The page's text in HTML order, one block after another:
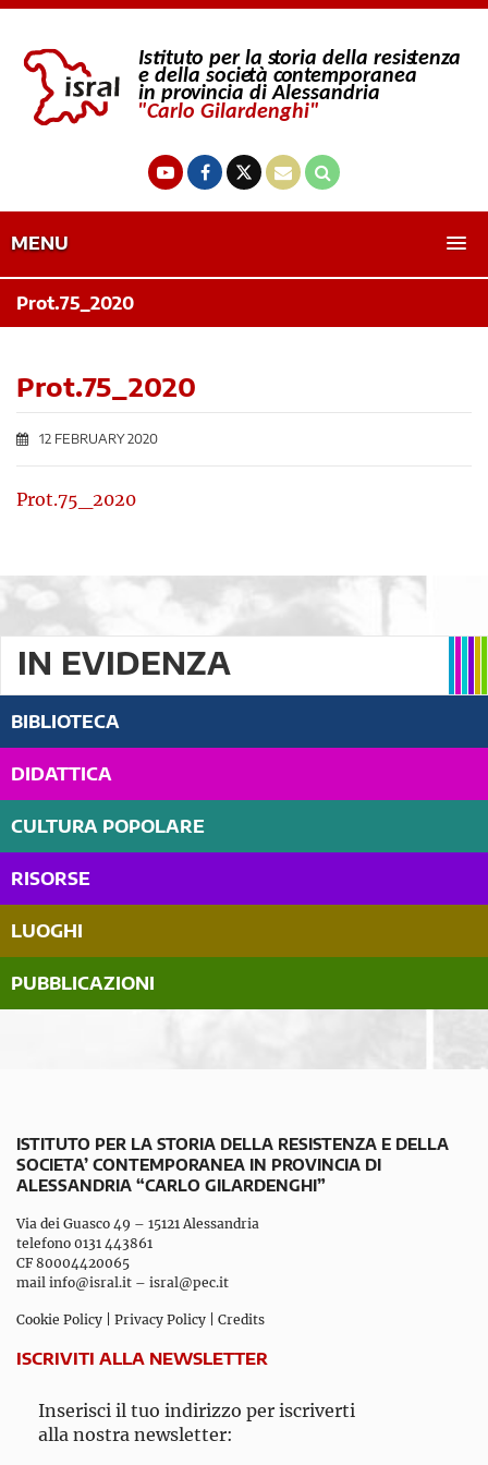
MENU
Prot.75_2020
Prot.75_2020
12 FEBRUARY 2020
Prot.75_2020
IN EVIDENZA
BIBLIOTECA
DIDATTICA
CULTURA POPOLARE
RISORSE
LUOGHI
PUBBLICAZIONI
ISTITUTO PER LA STORIA DELLA RESISTENZA E DELLA
SOCIETA’ CONTEMPORANEA IN PROVINCIA DI
ALESSANDRIA “CARLO GILARDENGHI”
Via dei Guasco 49 – 15121 Alessandria
telefono 0131 443861
CF 80004420065
mail info@isral.it – isral@pec.it
Cookie Policy Privacy Policy Credits
ISCRIVITI ALLA NEWSLETTER
Inserisci il tuo indirizzo per iscriverti
alla nostra newsletter: